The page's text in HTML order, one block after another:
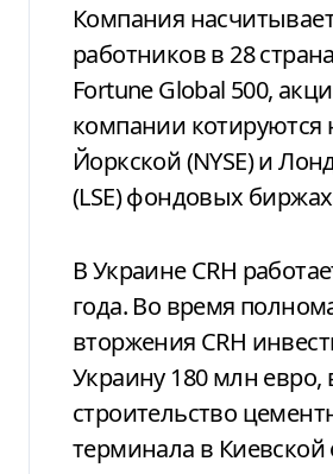
Компания
работников в 28
Fortune Global 500,
компании
Йоркской (NYSE) и
(LSE) фондовых
В Украине CRH
года. Во время
вторжения CRH
Украину 180 млн евро,
строительство
терминала в Киевской